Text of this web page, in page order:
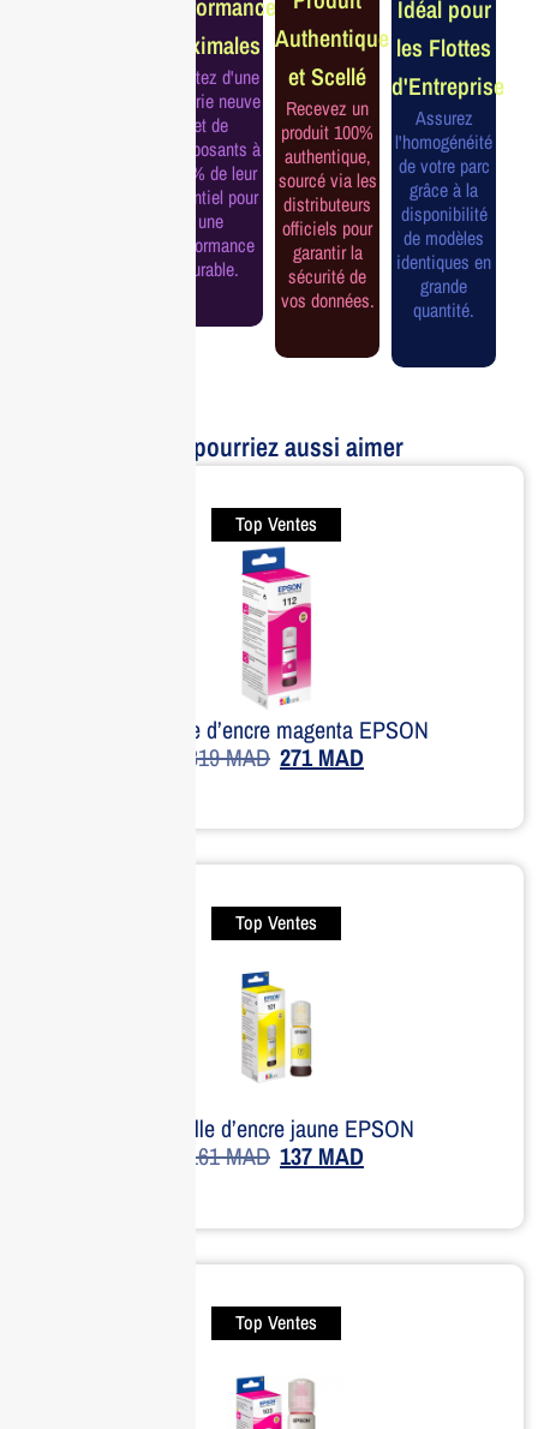
Performance
Maximales
Profitez d'une
batterie neuve
et de
composants à
100% de leur
potentiel pour
une
performance
durable.
Authentique
et Scellé
Recevez un
produit 100%
authentique,
sourcé via les
distributeurs
officiels pour
garantir la
sécurité de
vos données.
Idéal pour
les Flottes
d'Entreprise
Assurez
l'homogénéité
de votre parc
grâce à la
disponibilité
de modèles
identiques en
grande
quantité.
Vous pourriez aussi aimer
Top Ventes
Bouteille d’encre magenta EPSON
319MAD 271MAD
Top Ventes
Bouteille d’encre jaune EPSON
161MAD 137 MAD
Top Ventes